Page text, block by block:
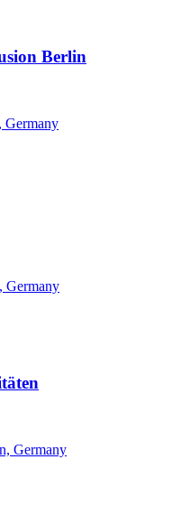
Berlin
Germany
Germany
Germany